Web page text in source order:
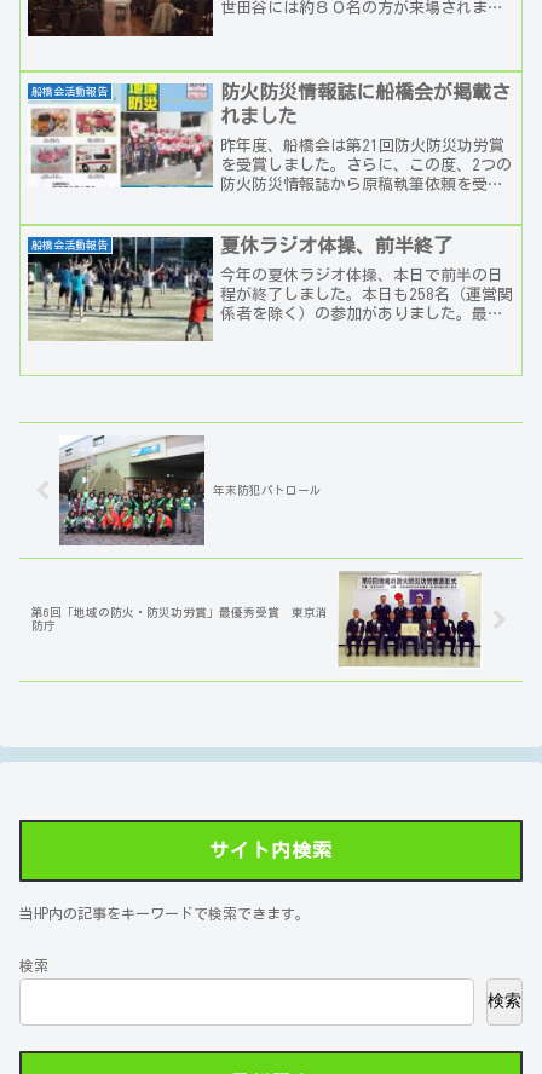
世田谷には約８０名の方が来場されまし
船橋会活動報告
防火防災情報誌に船橋会が掲載さ
れました
昨年度、船橋会は第21回防火防災功労賞
を受賞しました。さらに、この度、2つの
防火防災情報誌から原稿執筆依頼を受
した。我が会の長年にわたる防火防災に
対する取り組みが...
船橋会活動報告 夏休ラジオ体操、前半終了
今年の夏休ラジオ体操、本日で前半の日
程が終了しました。本日も258名（運営関
係者を除く）の参加がありました。最終
火用機材）を用...
年末防犯パトロール
第6回「地域の防火・防災功労賞」最優秀受賞 東京消
防庁
サイト内検索
当HP内の記事をキーワードで検索できます。
検索
検索